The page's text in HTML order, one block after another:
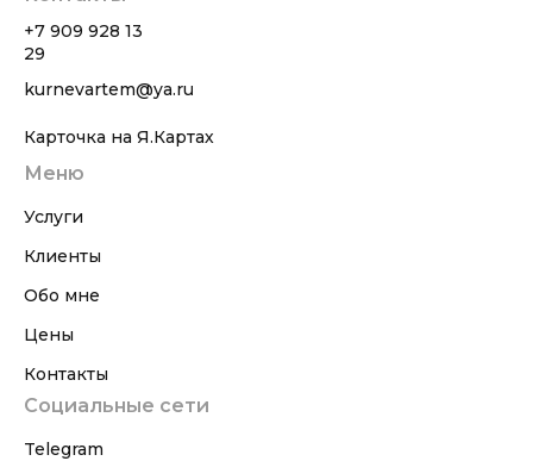
+7 909 928 13
29
kurnevartem@ya.ru
Карточка на Я.Картах
Меню
Услуги
Клиенты
Обо мне
Цены
Контакты
Социальные сети
Telegram